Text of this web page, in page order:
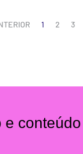
1 2 3
e conteúdo